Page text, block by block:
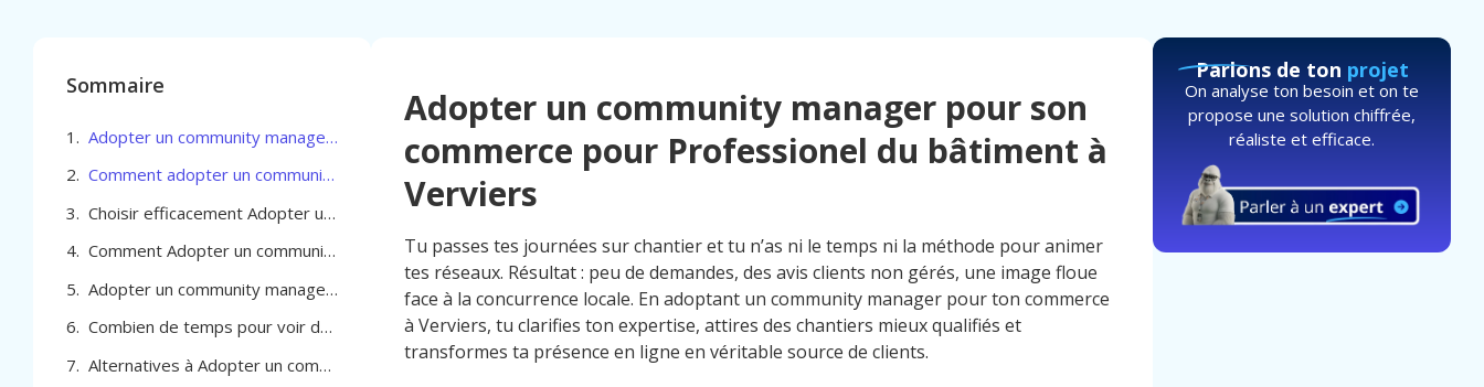
Sommaire
Adopter un community manager pour son commerce pour Professionel du bâtiment à Verviers
Comment adopter un community manager pour son commerce pour Professionel du bâtiment à Verviers
Choisir efficacement Adopter un community manager pour son commerce pour Professionel du bâtiment à Verviers
Comment Adopter un community manager pour son commerce pour Professionel du bâtiment à Verviers peut doper vos résultats
Adopter un community manager pour son commerce pour Professionel du bâtiment à Verviers
Combien de temps pour voir des résultats avec un community manager à Verviers
Alternatives à Adopter un community manager pour son commerce pour Professionel du bâtiment à Verviers
Adopter un community manager pour son
commerce pour Professionel du bâtiment à
Verviers
Tu passes tes journées sur chantier et tu n’as ni le temps ni la méthode pour animer
tes réseaux. Résultat : peu de demandes, des avis clients non gérés, une image floue
face à la concurrence locale. En adoptant un community manager pour ton commerce
à Verviers, tu clarifies ton expertise, attires des chantiers mieux qualifiés et
transformes ta présence en ligne en véritable source de clients.
Parlons de ton projet
On analyse ton besoin et on te
propose une solution chiffrée,
réaliste et efficace.